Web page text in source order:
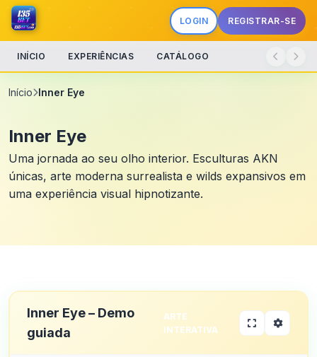
LOGIN REGISTRAR-SE
INÍCIO EXPERIÊNCIAS CATÁLOGO
Início Inner Eye
Inner Eye
Uma jornada ao seu olho interior. Esculturas AKN
únicas, arte moderna surrealista e wilds expansivos em
uma experiência visual hipnotizante.
Inner Eye – Demo
guiada
ARTE
INTERATIVA